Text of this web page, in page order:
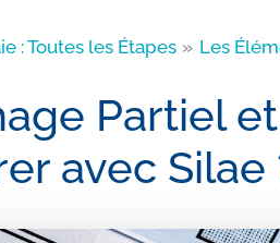
: Toutes les Étapes Les
Partiel
avec Silae